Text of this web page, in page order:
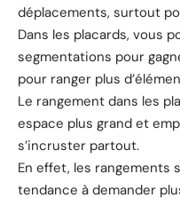
déplacements, surtout
Dans les placards, vous
segmentations pour
pour ranger plus
Le rangement dans les
espace plus grand et
s’incruster partout.
En effet, les rangements
tendance à demander